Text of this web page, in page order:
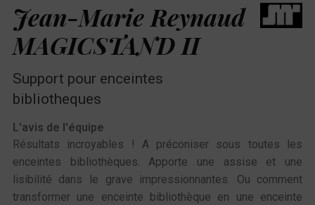
Jean-Marie Reynaud
MAGICSTAND II
Support pour enceintes
bibliotheques
L'avis de l'équipe
Résultats incroyables ! A préconiser sous toutes les
enceintes bibliothèques. Apporte une assise et une
lisibilité dans le grave impressionnantes. Ou comment
transformer une enceinte bibliothèque en une enceinte